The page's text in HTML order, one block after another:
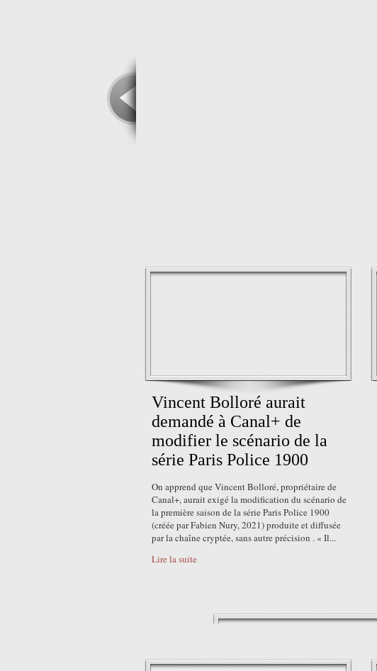
Vincent Bolloré aurait
demandé à Canal+ de
modifier le scénario de la
série Paris Police 1900
On apprend que Vincent Bolloré, propriétaire de
Canal+, aurait exigé la modification du scénario de
la première saison de la série Paris Police 1900
(créée par Fabien Nury, 2021) produite et diffusée
par la chaîne cryptée, sans autre précision . « Il...
Lire la suite